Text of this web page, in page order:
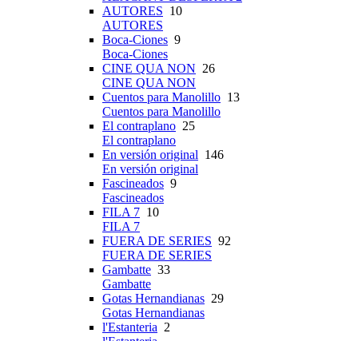
AUTORES 10
AUTORES
Boca-Ciones 9
Boca-Ciones
CINE QUA NON 26
CINE QUA NON
Cuentos para Manolillo 13
Cuentos para Manolillo
El contraplano 25
El contraplano
En versión original 146
En versión original
Fascineados 9
Fascineados
FILA 7 10
FILA 7
FUERA DE SERIES 92
FUERA DE SERIES
Gambatte 33
Gambatte
Gotas Hernandianas 29
Gotas Hernandianas
l'Estanteria 2